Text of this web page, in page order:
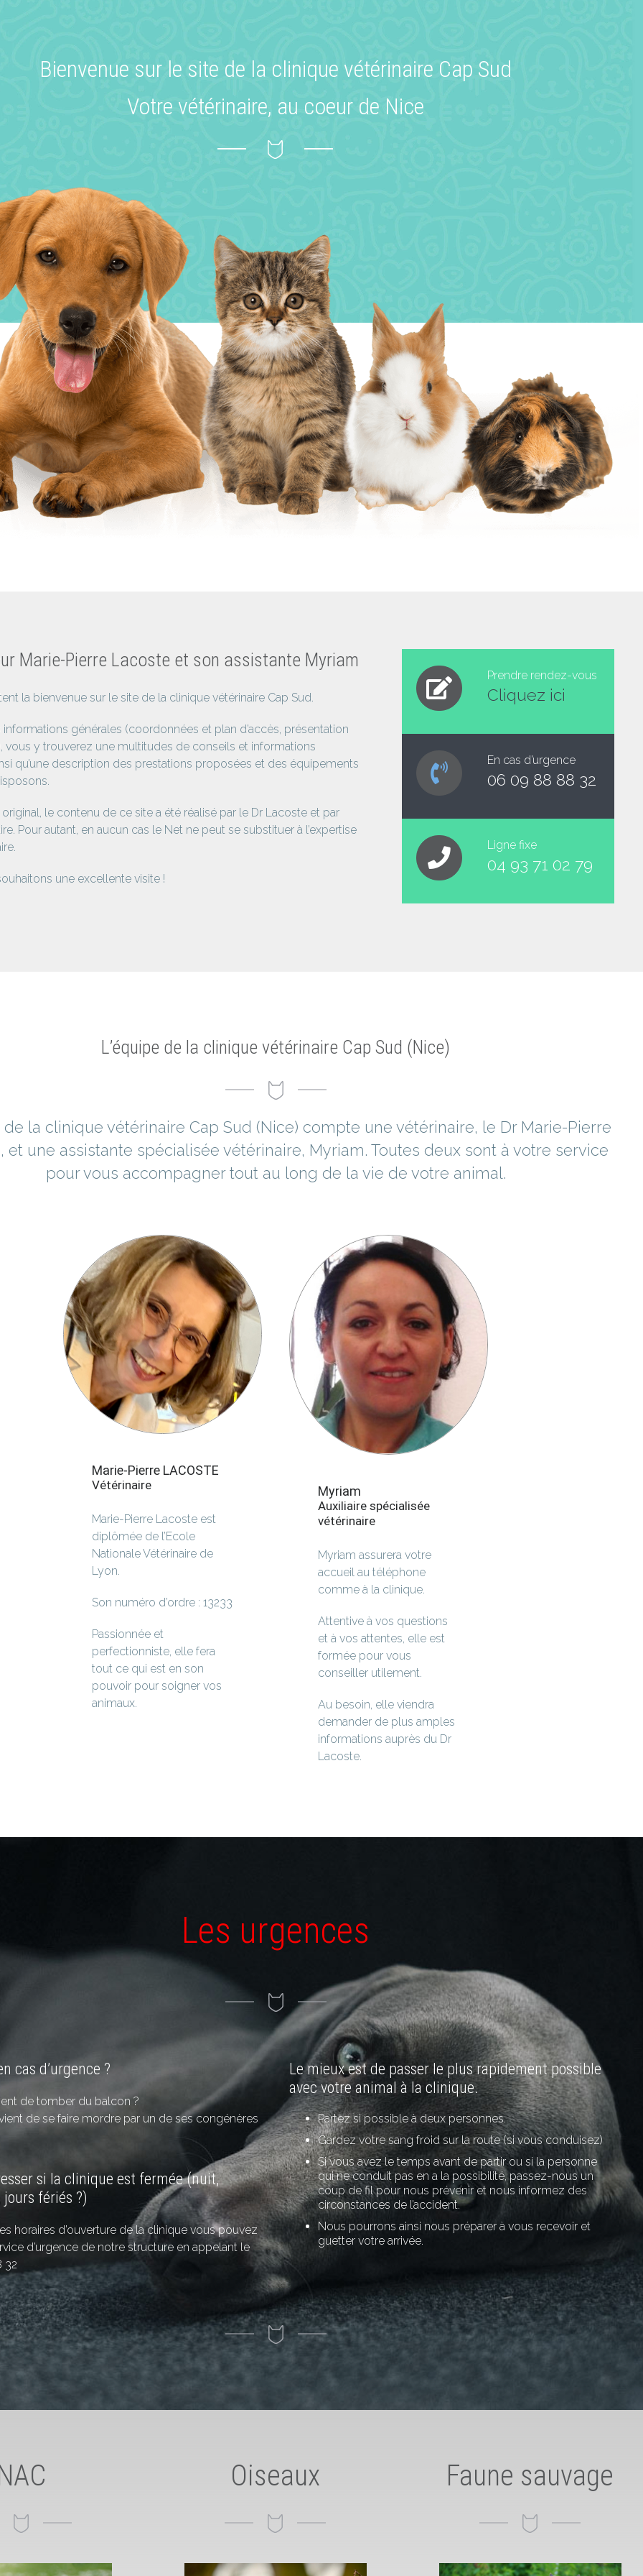
Bienvenue sur le site de la clinique vétérinaire Cap Sud
Votre vétérinaire, au coeur de Nice
Marie-Pierre Lacoste et son assistante Myriam
la bienvenue sur le site de la clinique vétérinaire Cap Sud.
générales (coordonnées et plan d’accès, présentation
vous y trouverez une multitudes de conseils et informations
qu’une description des prestations proposées et des équipements
le contenu de ce site a été réalisé par le Dr Lacoste et par
Pour autant, en aucun cas le Net ne peut se substituer à l’expertise
une excellente visite !
Prendre rendez-vous
Cliquez ici
En cas d’urgence
06 09 88 88 32
Ligne fixe
04 93 71 02 79
L’équipe de la clinique vétérinaire Cap Sud (Nice)
de la clinique vétérinaire Cap Sud (Nice) compte une vétérinaire, le Dr Marie-Pierre
et une assistante spécialisée vétérinaire, Myriam. Toutes deux sont à votre service
pour vous accompagner tout au long de la vie de votre animal.
Marie-Pierre LACOSTE
Vétérinaire
Marie-Pierre Lacoste est
diplômée de l’Ecole
Nationale Vétérinaire de
Lyon.
Son numéro d’ordre : 13233
Passionnée et
perfectionniste, elle fera
tout ce qui est en son
pouvoir pour soigner vos
animaux.
Myriam
Auxiliaire spécialisée
vétérinaire
Myriam assurera votre
accueil au téléphone
comme à la clinique.
Attentive à vos questions
et à vos attentes, elle est
formée pour vous
conseiller utilement.
Au besoin, elle viendra
demander de plus amples
informations auprès du Dr
Lacoste.
Les urgences
cas d’urgence ?
de tomber du balcon ?
de se faire mordre par un de ses congénères
si la clinique est fermée (nuit,
fériés ?)
horaires d’ouverture de la clinique vous pouvez
d’urgence de notre structure en appelant le
32
Le mieux est de passer le plus rapidement possible
avec votre animal à la clinique.
Partez si possible à deux personnes.
Gardez votre sang froid sur la route (si vous conduisez)
Si vous avez le temps avant de partir ou si la personne
qui ne conduit pas en a la possibilité, passez-nous un
coup de fil pour nous prévenir et nous informez des
circonstances de l’accident.
Nous pourrons ainsi nous préparer à vous recevoir et
guetter votre arrivée.
Oiseaux Faune sauvage